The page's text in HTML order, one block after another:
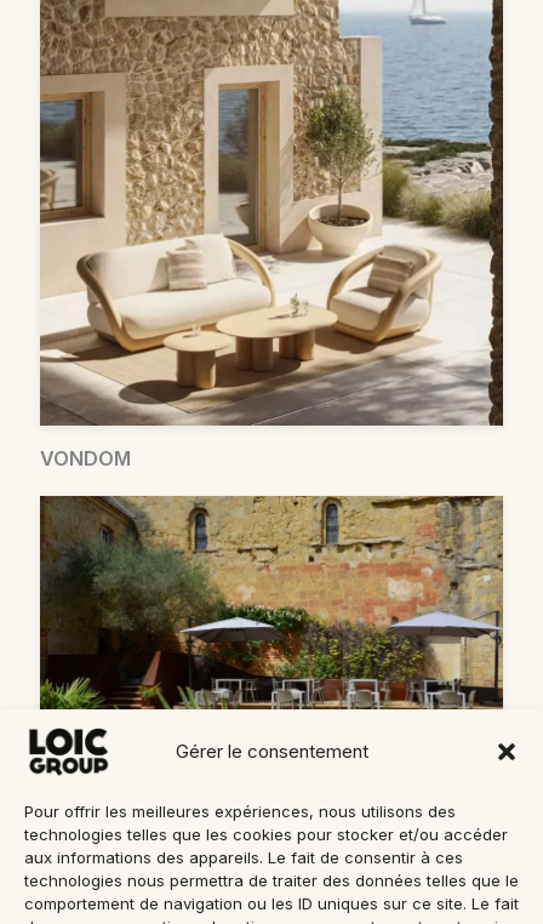
Gérer le consentement
Pour offrir les meilleures expériences, nous utilisons des
technologies telles que les cookies pour stocker et/ou accéder
aux informations des appareils. Le fait de consentir à ces
technologies nous permettra de traiter des données telles que le
comportement de navigation ou les ID uniques sur ce site. Le fait
VONDOM
COLOS
Mentions Légales
Politique de Confidentialité